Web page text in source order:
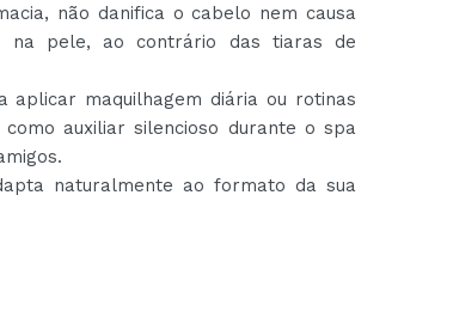
não danifica o cabelo nem causa
na pele, ao contrário das tiaras de
aplicar maquilhagem diária ou rotinas
auxiliar silencioso durante o spa
naturalmente ao formato da sua